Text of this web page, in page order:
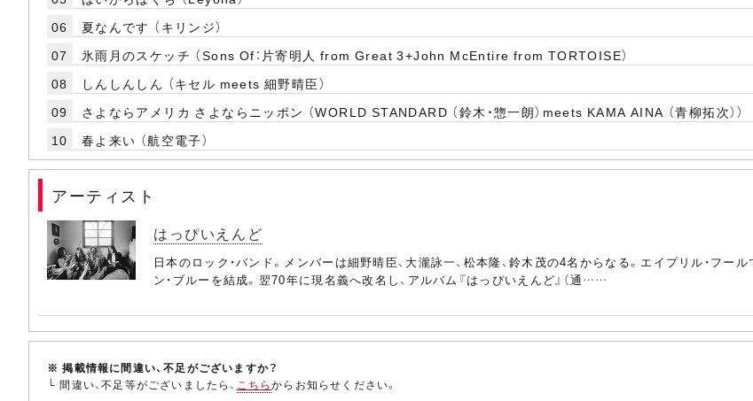
06
夏なんです （キリンジ）
07
氷雨月のスケッチ （Sons Of：片寄明人 from Great 3+John McEntire from TORTOISE）
08
しんしんしん （キセル meets 細野晴臣）
09
さよならアメリカ さよならニッポン （WORLD STANDARD （鈴木・惣一朗）meets KAMA AINA （青柳拓次））
10
春よ来い （航空電子）
アーティスト
はっぴいえんど
日本のロック・バンド。メンバーは細野晴臣、大瀧詠一、松本隆、鈴木茂の4名からなる。エイプリル・フ
ン・ブルーを結成。翌70年に現名義へ改名し、アルバム『はっぴいえんど』（通……
※ 掲載情報に間違い、不足がございますか？
└ 間違い、不足等がございましたら、 こちらからお知らせください。